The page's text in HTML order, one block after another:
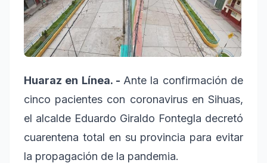
Huaraz en Línea. - Ante la confirmación de
cinco pacientes con coronavirus en Sihuas,
el alcalde Eduardo Giraldo Fontegla decretó
cuarentena total en su provincia para evitar
la propagación de la pandemia.